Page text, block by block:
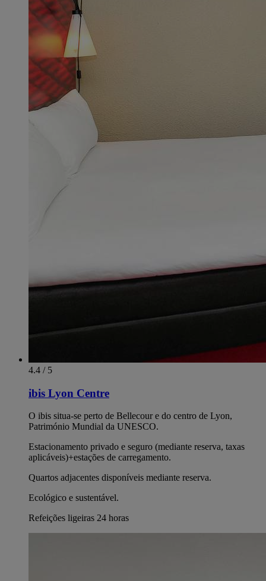
4.4 / 5
ibis Lyon Centre
O ibis situa-se perto de Bellecour e do centro de Lyon,
Património Mundial da UNESCO.
Estacionamento privado e seguro (mediante reserva, taxas
aplicáveis)+estações de carregamento.
Quartos adjacentes disponíveis mediante reserva.
Ecológico e sustentável.
Refeições ligeiras 24 horas